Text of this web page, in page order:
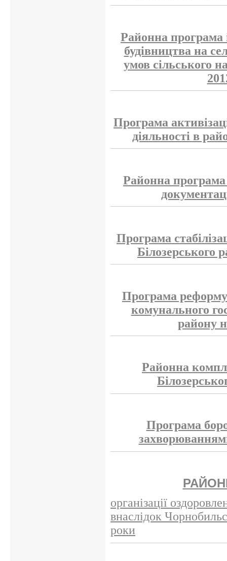
Районна програма
будівництва на
умов сільського
Програма
діяльності в
Районна програма
Програма
Білозерського
Програма
комунального
району
Районна
Програма
організації
внаслідок
роки